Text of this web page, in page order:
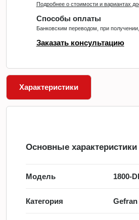
Подробнее о стоимости и вариантах
Способы оплаты
Банковским переводом, при
Заказать консультацию
Характеристики
Основные характеристики
Модель 1800-
Категория Gefran